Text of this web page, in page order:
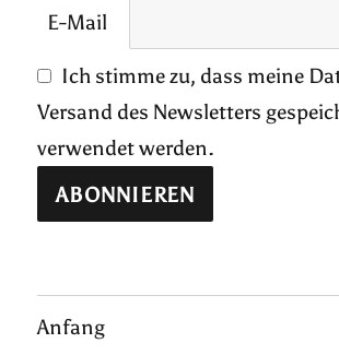
E-Mail
Ich stimme zu, dass meine
Versand des Newsletters
verwendet werden.
Anfang